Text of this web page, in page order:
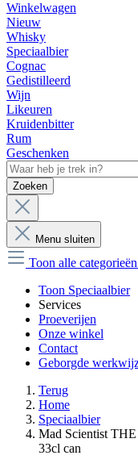
Winkelwagen
Nieuw
Whisky
Speciaalbier
Cognac
Gedistilleerd
Wijn
Likeuren
Kruidenbitter
Rum
Geschenken
Zoeken
Menu sluiten
Toon alle categorieën
Toon Speciaalbier
Services
Proeverijen
Onze winkel
Contact
Geborgde
Terug
Home
Speciaalbier
Mad Scientist
33cl can